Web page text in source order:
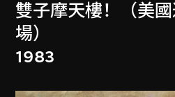
雙子摩天樓！（美
場）
1983